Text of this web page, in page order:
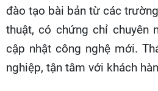
đào tạo bài bản từ các
thuật, có chứng chỉ chuyên
cập nhật công nghệ mới.
nghiệp, tận tâm với khách